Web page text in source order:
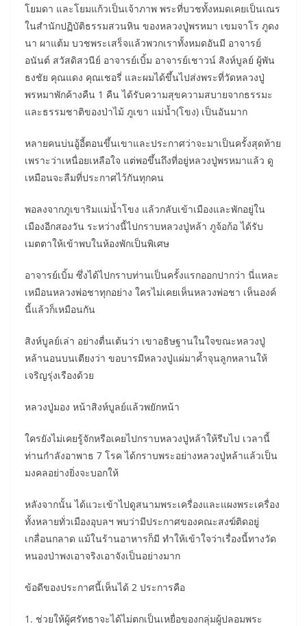
โยมดา และโยมแก้วเป็นเจ้าภาพ พระที่บวชทั้งหมดเคยเป็นเณร
ในสำนักปฏิบัติธรรมสวนหิน ของหลวงปู่พรหมา เขมจาโร ภูดง
นา ผาแต้ม บวชพระเสร็จแล้วพวกเราทั้งหมดอันมี อาจารย์
อนันต์ สวัสดิสวนีย์ อาจารย์เบิ้ม อาจารย์เชาวน์ สิงห์บูลย์ ผู้พัน
ธงชัย คุณแดง คุณเชอรี่ และผมได้ขึ้นไปส่งพระที่วัดหลวงปู่
พรหมาพักค้างคืน 1 คืน ได้รับความสุขความสบายจากธรรมะ
และธรรมชาติของป่าไม้ ภูเขา แม่น้ำ(โขง) เป็นอันมาก
หลายคนบ่นอู้อี้ตอนขึ้นเขาและประกาศว่าจะมาเป็นครั้งสุดท้าย
เพราะว่าเหนื่อยเหลือใจ แต่พอขึ้นถึงที่อยู่หลวงปู่พรหมาแล้ว ดู
เหมือนจะลืมที่ประกาศไว้กันทุกคน
พอลงจากภูเขาริมแม่น้ำโขง แล้วกลับเข้าเมืองและพักอยู่ใน
เมืองอีกสองวัน ระหว่างนี้ไปกราบหลวงปู่หล้า ภูจ้อก้อ ได้รับ
เมตตาให้เข้าพบในห้องพักเป็นพิเศษ
อาจารย์เบิ้ม ซึ่งได้ไปกราบท่านเป็นครั้งแรกออกปากว่า นี่แหละ
เหมือนหลวงพ่อชาทุกอย่าง ใครไม่เคยเห็นหลวงพ่อชา เห็นองค์
นี้แล้วก็เหมือนกัน
สิงห์บูลย์เล่า อย่างตื่นเต้นว่า เขาอธิษฐานในใจขณะหลวงปู่
หล้านอนบนเตียงว่า ขอบารมีหลวงปู่แผ่มาค้ำจุนลูกหลานให้
เจริญรุ่งเรืองด้วย
หลวงปู่มอง หน้าสิงห์บูลย์แล้วพยักหน้า
ใครยังไม่เคยรู้จักหรือเคยไปกราบหลวงปู่หล้าให้รีบไป เวลานี้
ท่านกำลังอาพาธ 7 โรค ได้กราบพระอย่างหลวงปู่หล้าแล้วเป็น
มงคลอย่างยิ่งจะบอกให้
หลังจากนั้น ได้แวะเข้าไปดูสนามพระเครื่องและแผงพระเครื่อง
ทั้งหลายทั่วเมืองอุบลฯ พบว่ามีประกาศของคณะสงฆ์ติดอยู่
เกลื่อนกลาด แม้ในร้านอาหารก็มี ทำให้เข้าใจว่าเรื่องนี้ทางวัด
หนองป่าพงเอาจริงเอาจังเป็นอย่างมาก
ข้อดีของประกาศนี้เห็นได้ 2 ประการคือ
1. ช่วยให้ผู้ศรัทธาจะได้ไม่ตกเป็นเหยื่อของกลุ่มผู้ปลอมพระ